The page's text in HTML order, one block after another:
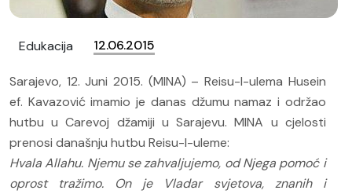
Edukacija 12.06.2015
Sarajevo, 12. Juni 2015. (MINA) – Reisu-l-ulema Husein
ef. Kavazović imamio je danas džumu namaz i održao
hutbu u Carevoj džamiji u Sarajevu. MINA u cjelosti
prenosi današnju hutbu Reisu-l-uleme:
Hvala Allahu. Njemu se zahvaljujemo, od Njega pomoć i
oprost tražimo. On je Vladar svjetova, znanih i